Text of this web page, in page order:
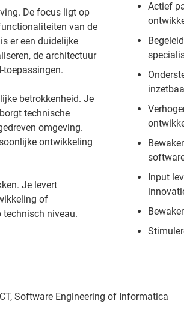
De focus ligt op
van de
er een duidelijke
de architectuur
toepassingen.
betrokkenheid. Je
technische
omgeving.
ontwikkeling
Je levert
of
niveau.
Actief
Input
Software Engineering of Informatica